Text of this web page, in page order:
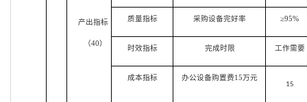
产出指标
（40）
质量指标 采购设备完好率 ≥95%
时效指标 完成时限 工作需要
成本指标
办公设备购置费15万元
15